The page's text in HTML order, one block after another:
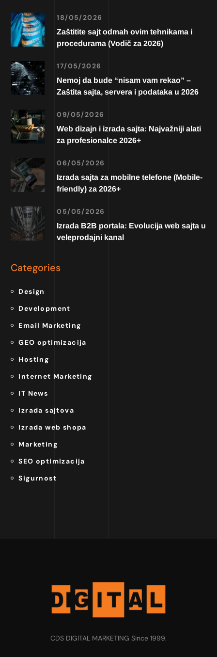
18/05/2026
Zaštitite sajt odmah ovim tehnikama i
procedurama (Vodič za 2026)
17/05/2026
Nemoj da bude “nisam vam rekao” –
Zaštita sajta, servera i podataka u 2026
09/05/2026
Web dizajn i izrada sajta: Najvažniji alati
za profesionalce 2026+
06/05/2026
Izrada sajta za mobilne telefone (Mobile-
friendly) za 2026+
05/05/2026
Izrada B2B portala: Evolucija web sajta u
veleprodajni kanal
Categories
Design
Development
Email Marketing
GEO optimizacija
Hosting
Internet Marketing
IT News
Izrada sajtova
Izrada web shopa
Marketing
SEO optimizacija
Sigurnost
CDS DIGITAL MARKETING Since 1999.